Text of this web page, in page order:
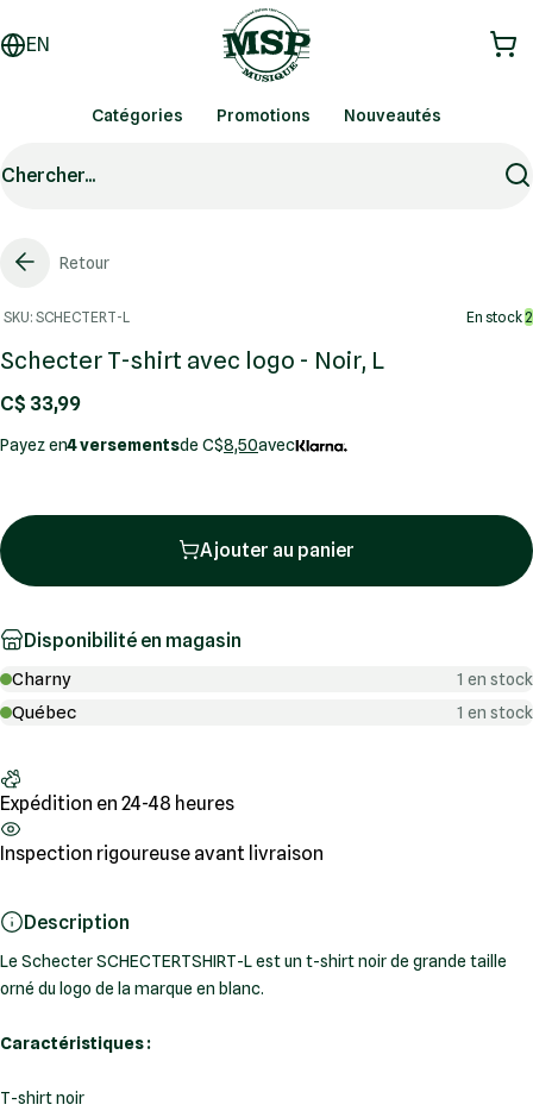
EN
Catégories Promotions Nouveautés
Chercher...
Retour
SKU: SCHECTERT-L En stock2
Schecter T-shirt avec logo - Noir, L
C$ 33,99
Payez en4 versementsde C$8,50avec
Ajouter au panier
Disponibilité en magasin
Charny 1 en stock
Québec 1 en stock
Expédition en 24-48 heures
Inspection rigoureuse avant livraison
Description
Le Schecter SCHECTERTSHIRT-L est un t-shirt noir de grande taille
orné du logo de la marque en blanc.
Caractéristiques :
T-shirt noir